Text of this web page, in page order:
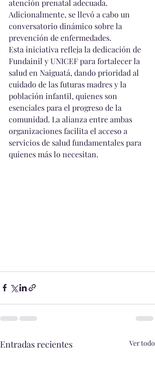
atención prenatal adecuada.
Adicionalmente, se llevó a cabo un
conversatorio dinámico sobre la
prevención de enfermedades.
Esta iniciativa refleja la dedicación de
Fundainil y UNICEF para fortalecer la
salud en Naiguatá, dando prioridad al
cuidado de las futuras madres y la
población infantil, quienes son
esenciales para el progreso de la
comunidad. La alianza entre ambas
organizaciones facilita el acceso a
servicios de salud fundamentales para
quienes más lo necesitan.
Entradas recientes Ver todo